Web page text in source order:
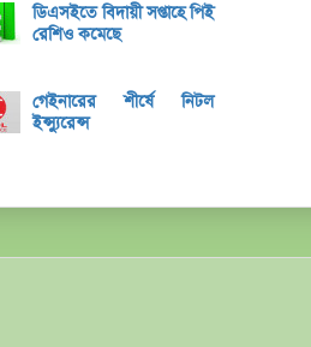
ডিএসইতে বিদায়ী সপ্তাহে পিই
রেশিও কমেছে
গেইনারের শীর্ষে নিটল
ইন্স্যুরেন্স